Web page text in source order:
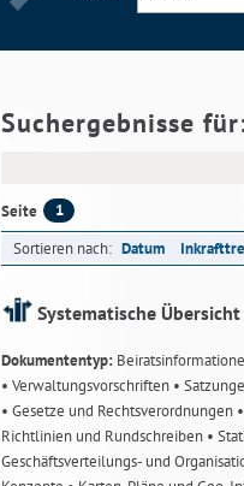
Suchergebnisse
Seite 1
Sortieren nach: Datum
Systematische Übersicht
Dokumententyp:
• Verwaltungsvorschriften •
• Gesetze und Rechtsverordnungen
Richtlinien und Rundschreiben •
Geschäftsverteilungs- und